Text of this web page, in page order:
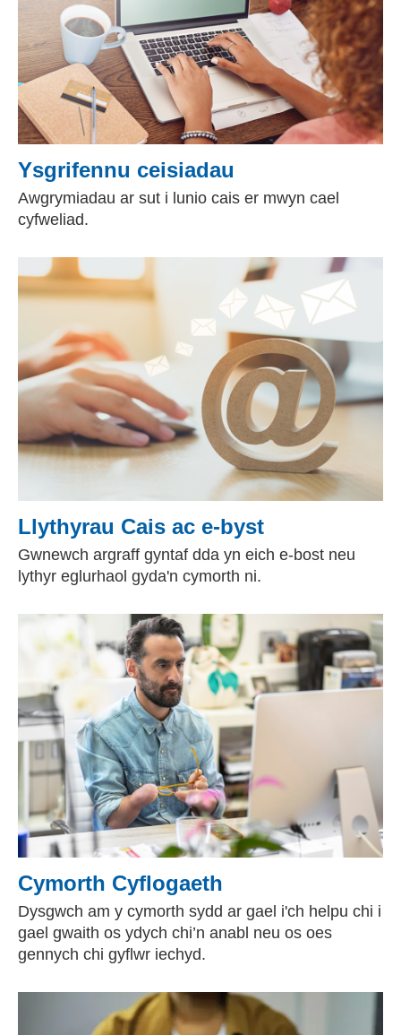
Ysgrifennu ceisiadau
Awgrymiadau ar sut i lunio cais er mwyn cael
cyfweliad.
Llythyrau Cais ac e-byst
Gwnewch argraff gyntaf dda yn eich e-bost neu
lythyr eglurhaol gyda'n cymorth ni.
Cymorth Cyflogaeth
Dysgwch am y cymorth sydd ar gael i'ch helpu chi i
gael gwaith os ydych chi’n anabl neu os oes
gennych chi gyflwr iechyd.